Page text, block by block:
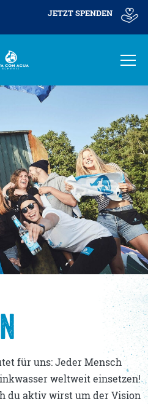
JETZT SPENDEN
für uns: Jeder Mensch
weltweit einsetzen!
du aktiv wirst um der Vision